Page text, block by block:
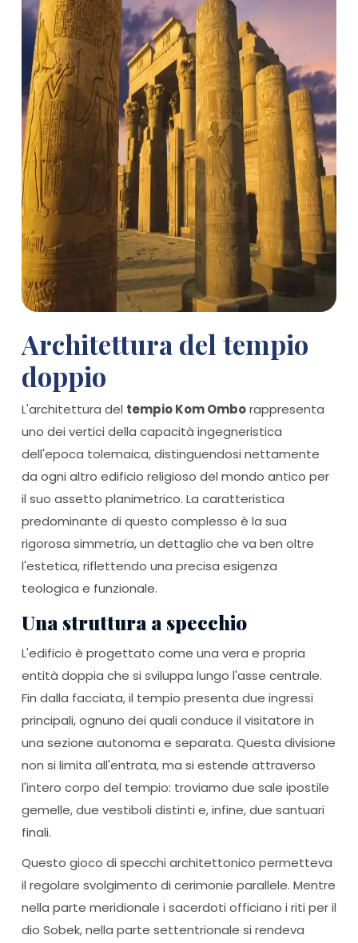
Architettura del tempio
doppio
L'architettura del tempio Kom Omborappresenta
uno dei vertici della capacità ingegneristica
dell'epoca tolemaica, distinguendosi nettamente
da ogni altro edificio religioso del mondo antico per
il suo assetto planimetrico. La caratteristica
predominante di questo complesso è la sua
rigorosa simmetria, un dettaglio che va ben oltre
l'estetica, riflettendo una precisa esigenza
teologica e funzionale.
Una struttura a specchio
L'edificio è progettato come una vera e propria
entità doppia che si sviluppa lungo l'asse centrale.
Fin dalla facciata, il tempio presenta due ingressi
principali, ognuno dei quali conduce il visitatore in
una sezione autonoma e separata. Questa divisione
non si limita all'entrata, ma si estende attraverso
l'intero corpo del tempio: troviamo due sale ipostile
gemelle, due vestiboli distinti e, infine, due santuari
finali.
Questo gioco di specchi architettonico permetteva
il regolare svolgimento di cerimonie parallele. Mentre
nella parte meridionale i sacerdoti officiano i riti per il
dio Sobek, nella parte settentrionale si rendeva